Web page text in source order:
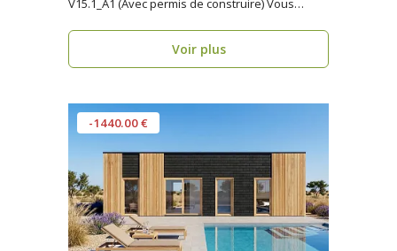
V15.1_A1 (Avec permis de construire) Vous
Voir plus
-1440.00 €